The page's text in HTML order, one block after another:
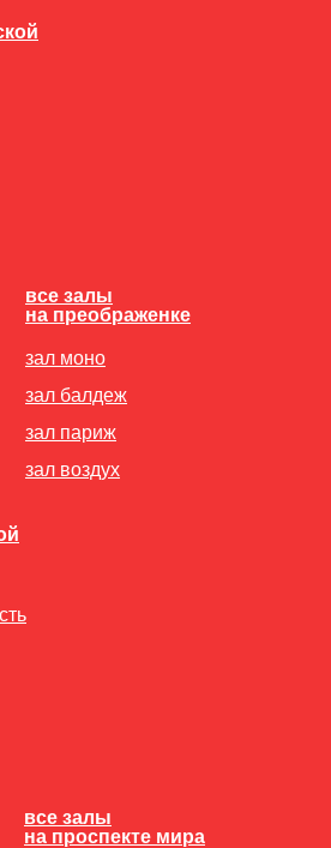
все залы
на проспекте мира
зал моно
зал балдеж
зал париж
зал воздух
все залы
на преображенке